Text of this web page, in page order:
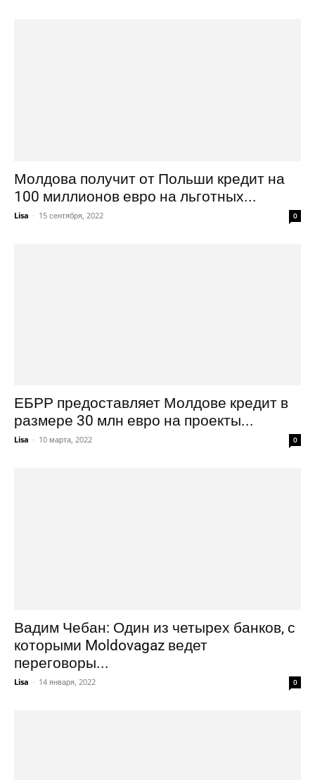
Молдова получит от Польши кредит на
100 миллионов евро на льготных...
Lisa - 15 сентября, 2022 0
ЕБРР предоставляет Молдове кредит в
размере 30 млн евро на проекты...
Lisa - 10 марта, 2022 0
Вадим Чебан: Один из четырех банков, с
которыми Moldovagaz ведет
переговоры...
Lisa - 14 января, 2022 0